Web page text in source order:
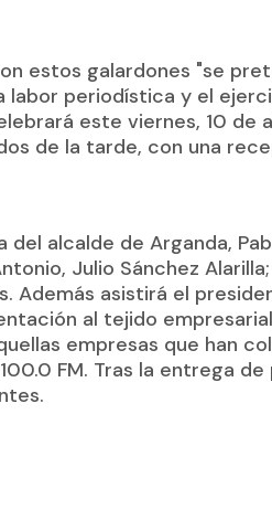
estos galardones "se
labor periodística y el
este viernes, 10 de
de la tarde, con una
alcalde de Arganda,
Julio Sánchez
Además asistirá el
al tejido
empresas que han
FM. Tras la entrega de